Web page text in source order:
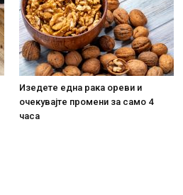
Изедете една рака ореви и
очекувајте промени за само 4
часа